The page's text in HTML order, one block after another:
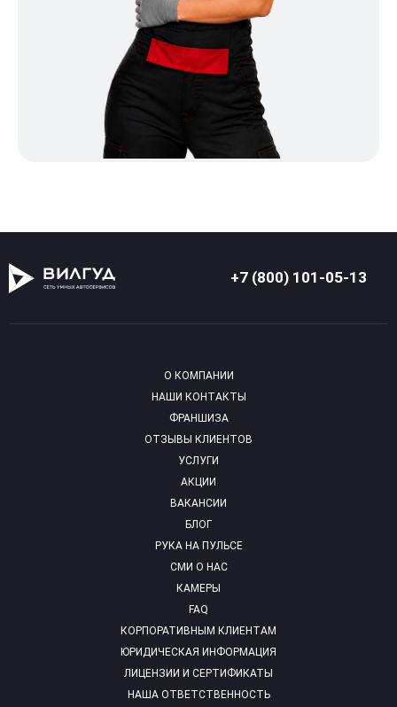
+7 (800) 101-05-13
О КОМПАНИИ
НАШИ КОНТАКТЫ
ФРАНШИЗА
ОТЗЫВЫ КЛИЕНТОВ
УСЛУГИ
АКЦИИ
ВАКАНСИИ
БЛОГ
РУКА НА ПУЛЬСЕ
СМИ О НАС
КАМЕРЫ
FAQ
КОРПОРАТИВНЫМ КЛИЕНТАМ
ЮРИДИЧЕСКАЯ ИНФОРМАЦИЯ
ЛИЦЕНЗИИ И СЕРТИФИКАТЫ
НАША ОТВЕТСТВЕННОСТЬ